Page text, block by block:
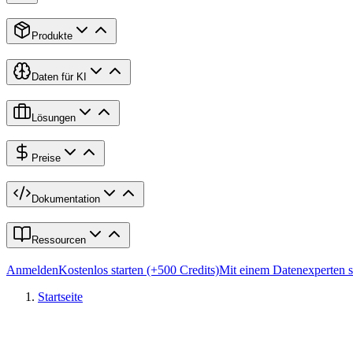
Produkte
Daten für KI
Lösungen
Preise
Dokumentation
Ressourcen
AnmeldenKostenlos starten (+500 Credits)Mit einem Datenexperten
Startseite